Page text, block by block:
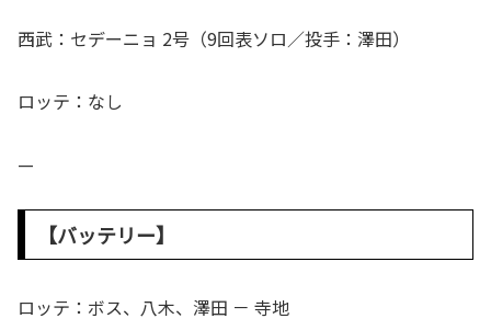
西武：セデーニョ 2号（9回表ソロ／投手：澤田）
ロッテ：なし
—
【バッテリー】
ロッテ：ボス、八木、澤田 － 寺地